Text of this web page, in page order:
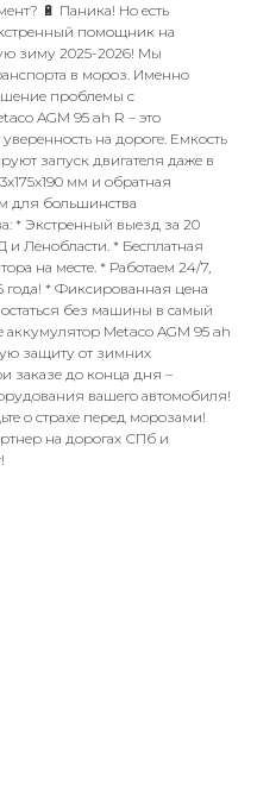
🔋 Паника! Но есть
помощник на
зиму 2025-2026! Мы
в мороз. Именно
проблемы с
AGM 95 ah R – это
на дороге. Емкость
запуск двигателя даже в
мм и обратная
для большинства
* Экстренный выезд за 20
Ленобласти. * Бесплатная
на месте. * Работаем 24/7,
* Фиксированная цена
без машины в самый
Metaco AGM 95 ah
защиту от зимних
заказе до конца дня –
вашего автомобиля!
о страхе перед морозами!
на дорогах СПб и